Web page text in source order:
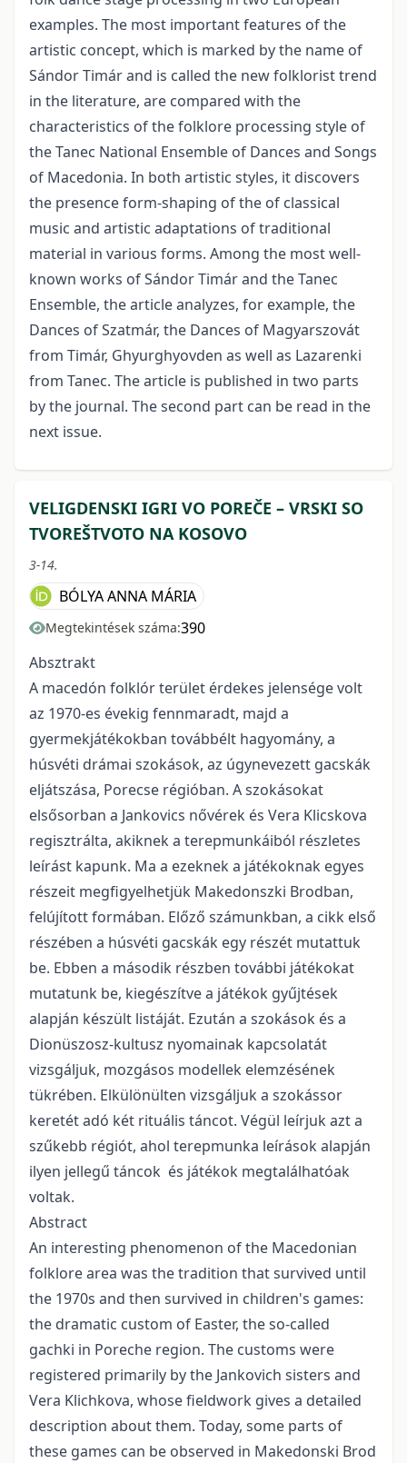
examples. The most important features of the
artistic concept, which is marked by the name of
Sándor Timár and is called the new folklorist trend
in the literature, are compared with the
characteristics of the folklore processing style of
the Tanec National Ensemble of Dances and Songs
of Macedonia. In both artistic styles, it discovers
the presence form-shaping of the of classical
music and artistic adaptations of traditional
material in various forms. Among the most well-
known works of Sándor Timár and the Tanec
Ensemble, the article analyzes, for example, the
Dances of Szatmár, the Dances of Magyarszovát
from Timár, Ghyurghyovden as well as Lazarenki
from Tanec. The article is published in two parts
by the journal. The second part can be read in the
next issue.
VELIGDENSKI IGRI VO POREČE – VRSKI SO
TVOREŠTVOTO NA KOSOVO
3-14.
BÓLYA ANNA MÁRIA
Megtekintések száma:390
Absztrakt
A macedón folklór terület érdekes jelensége volt
az 1970-es évekig fennmaradt, majd a
gyermekjátékokban továbbélt hagyomány, a
húsvéti drámai szokások, az úgynevezett gacskák
eljátszása, Porecse régióban. A szokásokat
elsősorban a Jankovics nővérek és Vera Klicskova
regisztrálta, akiknek a terepmunkáiból részletes
leírást kapunk. Ma a ezeknek a játékoknak egyes
részeit megfigyelhetjük Makedonszki Brodban,
felújított formában. Előző számunkban, a cikk első
részében a húsvéti gacskák egy részét mutattuk
be. Ebben a második részben további játékokat
mutatunk be, kiegészítve a játékok gyűjtések
alapján készült listáját. Ezután a szokások és a
Dionüszosz-kultusz nyomainak kapcsolatát
vizsgáljuk, mozgásos modellek elemzésének
tükrében. Elkülönülten vizsgáljuk a szokássor
keretét adó két rituális táncot. Végül leírjuk azt a
szűkebb régiót, ahol terepmunka leírások alapján
ilyen jellegű táncok és játékok megtalálhatóak
voltak.
Abstract
An interesting phenomenon of the Macedonian
folklore area was the tradition that survived until
the 1970s and then survived in children's games:
the dramatic custom of Easter, the so-called
gachki in Poreche region. The customs were
registered primarily by the Jankovich sisters and
Vera Klichkova, whose fieldwork gives a detailed
description about them. Today, some parts of
these games can be observed in Makedonski Brod